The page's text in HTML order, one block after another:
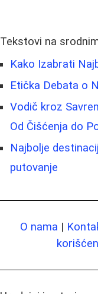
Tekstovi na
Kako Izabrati
Etička Debata o
Vodič kroz
Od Čišćenja do
Najbolje
putovanje
O nama |